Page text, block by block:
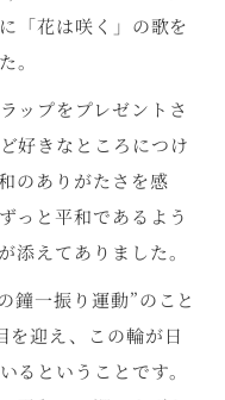
「花は咲く」の歌を
。
ップをプレゼントさ
好きなところにつけ
のありがたさを感
っと平和であるよう
添えてありました。
鐘一振り運動”のこと
を迎え、この輪が日
るということです。